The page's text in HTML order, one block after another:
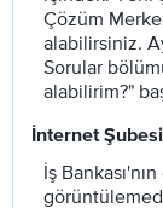
Çözüm
alabilirsiniz.
Sorular
alabilirim?"
İnternet
İş